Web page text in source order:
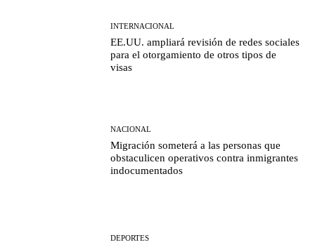
INTERNACIONAL
EE.UU. ampliará revisión de redes sociales
para el otorgamiento de otros tipos de
visas
NACIONAL
Migración someterá a las personas que
obstaculicen operativos contra inmigrantes
indocumentados
DEPORTES